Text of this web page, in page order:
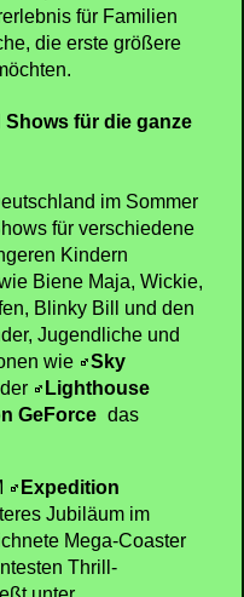
2026
Familienachterbahn
dynamische
bekannte
einer
Spike bietet die
für Familien
die erste größere
für die ganze
im Sommer
für verschiedene
Kindern
Biene Maja, Wickie,